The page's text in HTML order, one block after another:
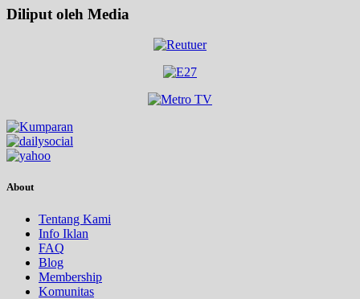
Diliput oleh Media
About
Tentang Kami
Info Iklan
FAQ
Blog
Membership
Komunitas